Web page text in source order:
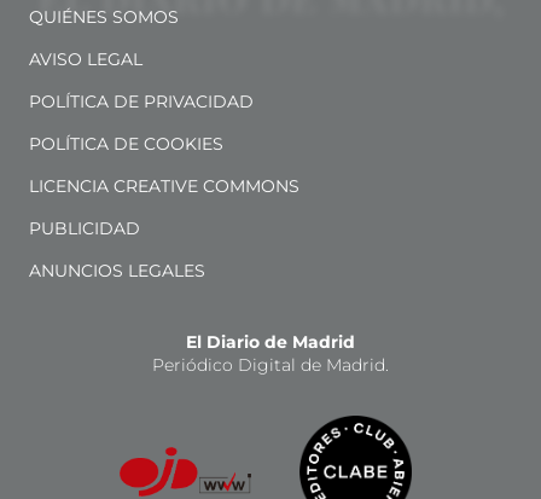
QUIÉNES SOMOS
AVISO LEGAL
POLÍTICA DE PRIVACIDAD
POLÍTICA DE COOKIES
LICENCIA CREATIVE COMMONS
PUBLICIDAD
ANUNCIOS LEGALES
El Diario de Madrid
Periódico Digital de Madrid.